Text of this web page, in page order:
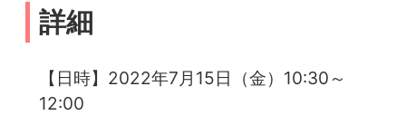
詳細
【日時】2022年7月15日（金）10:30～
12:00